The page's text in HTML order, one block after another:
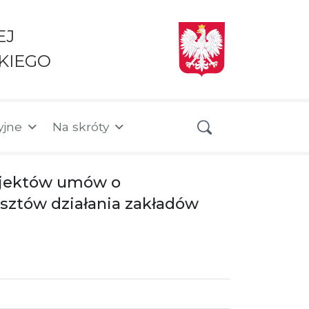
Na skróty
umów o
działania zakładów